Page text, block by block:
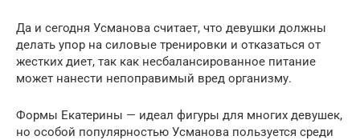
Да и сегодня Усманова считает, что девушки должны
делать упор на силовые тренировки и отказаться от
жестких диет, так как несбалансированное питание
может нанести непоправимый вред организму.
Формы Екатерины — идеал фигуры для многих девушек,
но особой популярностью Усманова пользуется среди